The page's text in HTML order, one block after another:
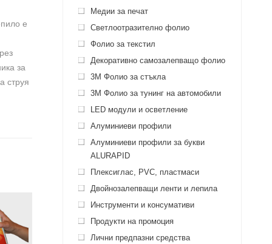
е
за
струя
Медии за печат
Светлоотразително фолио
Фолио за текстил
Декоративно самозалепващо фолио
3M Фолио за стъкла
3M Фолио за тунинг на автомобили
LED модули и осветление
Алуминиеви профили
Алуминиеви профили за букви
ALURAPID
Плексиглас, PVC, пластмаси
Двойнозалепващи ленти и лепила
Инструменти и консумативи
Продукти на промоция
Лични предпазни средства